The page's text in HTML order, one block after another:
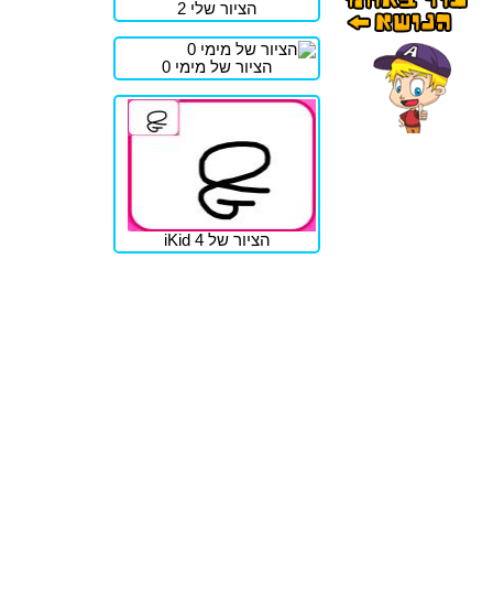
הציור שלי 2
הציור של מימי 0
הציור של iKid 4